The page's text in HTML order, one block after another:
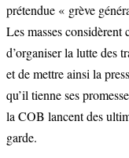
prétendue « grève
Les masses
d’organiser la lutte des
et de mettre ainsi la
qu’il tienne ses
la COB lancent des
garde.